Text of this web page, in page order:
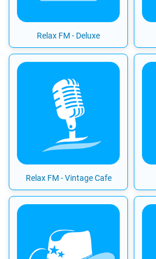
Relax FM - Deluxe
Relax FM - Vintage Cafe